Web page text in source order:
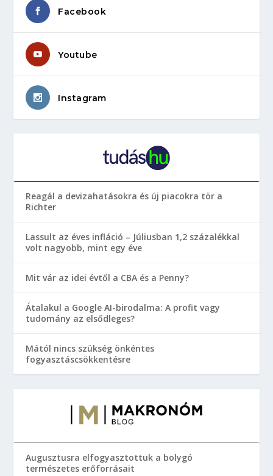
Facebook
Youtube
Instagram
Reagál a devizahatásokra és új piacokra tör a
Richter
Lassult az éves infláció – Júliusban 1,2 százalékkal
volt nagyobb, mint egy éve
Mit vár az idei évtől a CBA és a Penny?
Átalakul a Google AI-birodalma: A profit vagy
tudomány az elsődleges?
Mától nincs szükség önkéntes
fogyasztáscsökkentésre
Augusztusra elfogyasztottuk a bolygó
természetes erőforrásait